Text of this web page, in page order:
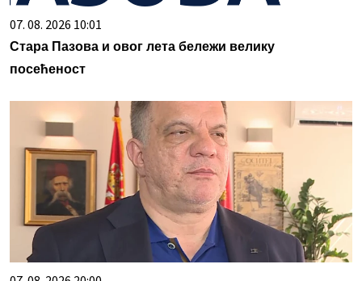
07. 08. 2026 10:01
Стара Пазова и овог лета бележи велику
посећеност